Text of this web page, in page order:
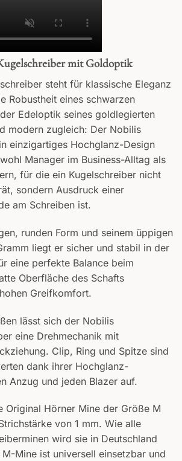
mit Goldoptik
steht für klassische Eleganz
Robustheit eines schwarzen
Edeloptik seines goldlegierten
modern zugleich: Der Nobilis
einzigartiges Hochglanz-Design
Manager im Business-Alltag als
für die ein Kugelschreiber nicht
sondern Ausdruck einer
am Schreiben ist.
runden Form und seinem üppigen
liegt er sicher und stabil in der
eine perfekte Balance beim
Oberfläche des Schafts
Greifkomfort.
lässt sich der Nobilis
eine Drehmechanik mit
Clip, Ring und Spitze sind
dank ihrer Hochglanz-
Anzug und jeden Blazer auf.
Original Hörner Mine der Größe M
von 1 mm. Wie alle
wird sie in Deutschland
Mine ist universell einsetzbar und